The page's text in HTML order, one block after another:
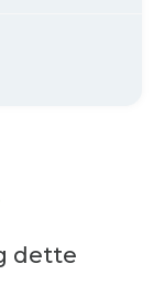
dette